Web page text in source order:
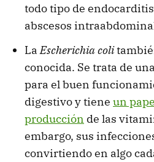
todo tipo de
abscesos
LaEscherichia coli
conocida. Se trata de
para el buen
digestivo y tiene un
producción de las
embargo, sus
convirtiendo en algo